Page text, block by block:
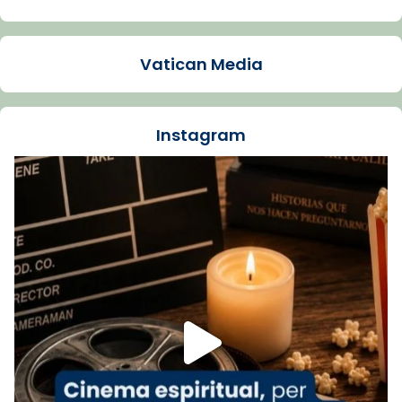
Arquebisbat de Barcelona
La Carmina va patir depressió. Fa gairebé
dos mesos, a l'Estadi Lluís Companys, la
Recupera l'entrevista comp
Vatican
tican News 👇
www.vaticannews.va/es/iglesia/news/2026-
07/carmina-historia-depresion-papa-viaje-
espana-testimoni...
Foto
View on Facebook · Share
Arquebisbat de Barcelona
2 weeks ago
Vatican Media
Instagram